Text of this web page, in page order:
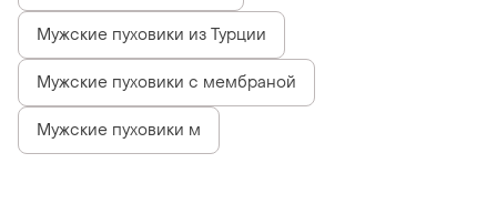
Мужские пуховики из Турции
Мужские пуховики с мембраной
Мужские пуховики м